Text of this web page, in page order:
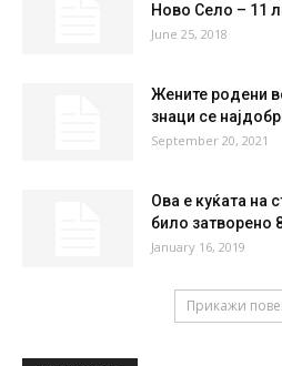
Ново Село – 11
June 25, 2018
Жените родени
знаци се
September 20, 2021
Ова е куќата на
било затворено
January 16, 2019
Прикажи